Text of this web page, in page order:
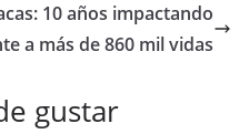
10 años impactando
a más de 860 mil vidas
gustar